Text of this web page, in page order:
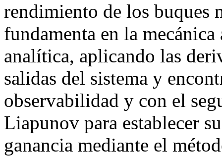
rendimiento de los buques
fundamenta en la
analítica, aplicando las
salidas del sistema y
observabilidad y con el
Liapunov para establecer
ganancia mediante el